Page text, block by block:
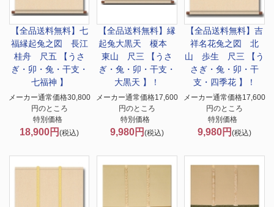
【全品送料無料】 七
福縁起兔之図 長江
桂舟 尺五 【うさ
ぎ・卯・兔・干支・
七福神 】
メーカー通常価格30,800
円のところ
特別価格
18,900円(税込)
【全品送料無料】 縁
起兔大黒天 榎本
東山 尺三 【うさ
ぎ・兔・卯・干支・
大黒天 】！
メーカー通常価格17,600
円のところ
特別価格
9,980円 (税込)
【全品送料無料】吉
祥名花兔之図 北
山 歩生 尺三 【う
さぎ・兔・卯・干
支・四季花 】！
メーカー通常価格17,600
円のところ
特別価格
9,980円(税込)